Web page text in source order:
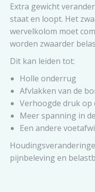
Extra gewicht
staat en loopt. Het
wervelkolom moet
worden zwaarder
Dit kan leiden tot:
Holle onderrug
Afvlakken van de
Verhoogde druk op
Meer spanning in
Een andere
pijnbeleving en